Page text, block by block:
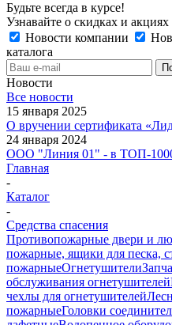
Будьте всегда в курсе!
Узнавайте о скидках и
Новости компании
каталога
Новости
Все новости
15 января 2025
О вручении сертификата
24 января 2024
ООО "Линия 01" - в ТОП-
Главная
-
Каталог
-
Средства спасения
Противопожарные двери и
пожарные, ящики для песка,
пожарныеОгнетушители
обслуживания огнетушителей
чехлы для огнетушителей
пожарныеГоловки